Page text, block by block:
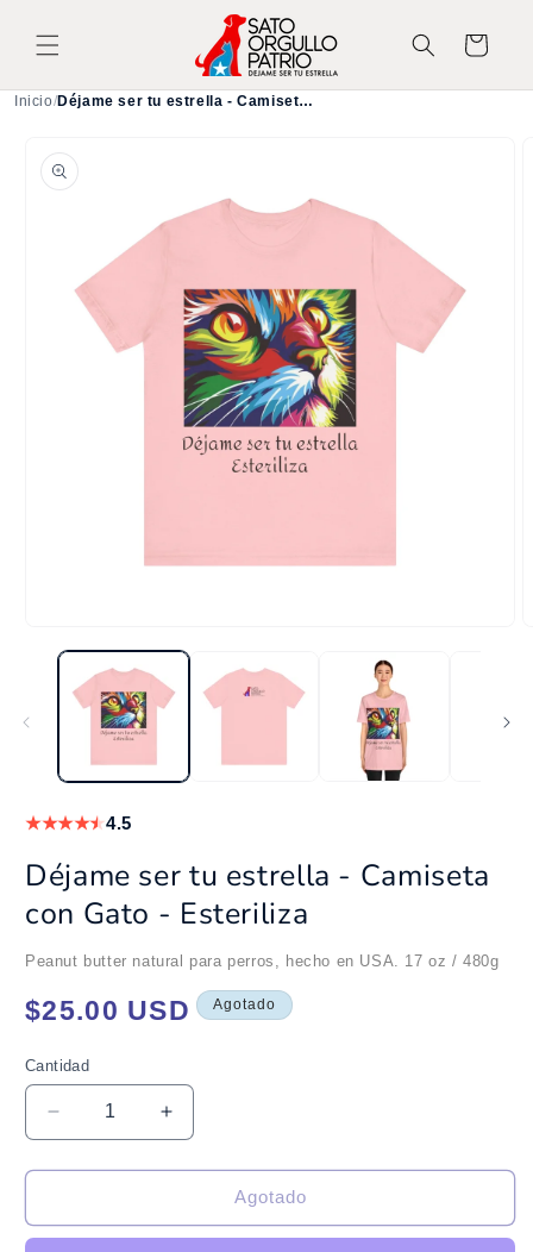
al contenido
Carrito
Inicio/ Déjame ser tu estrella - Camiseta con Gato - Esteriliza
a la
información
elemento
multimedia
una
★★★★★4.5
Déjame ser tu estrella - Camiseta
con Gato - Esteriliza
Peanut butter natural para perros, hecho en USA. 17 oz / 480g
Precio
$25.00 USD Agotado
Cantidad
Cantidad
Reducir
cantidad
para
ser
Aumentar
cantidad
para
Déjame
ser
Agotado